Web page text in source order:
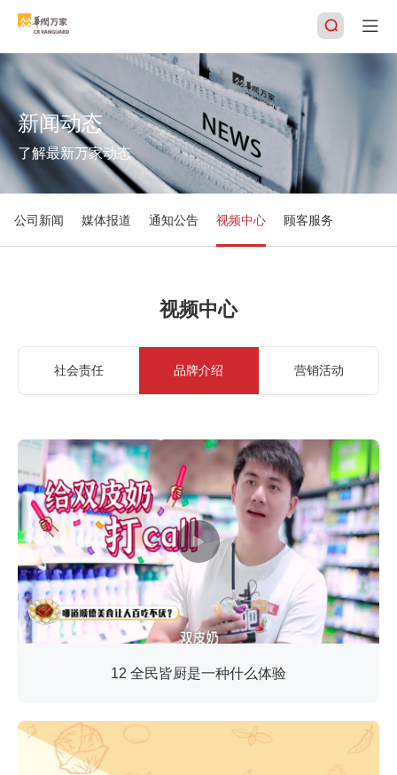
新闻动态
了解最新万家动态
公司新闻 媒体报道 通知公告 视频中心 顾客服务
视频中心
社会责任 品牌介绍 营销活动
12 全民皆厨是一种什么体验